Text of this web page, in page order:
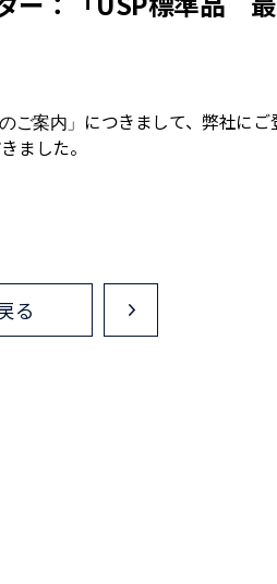
ご案内」
につきまして、弊社に
ました。
る